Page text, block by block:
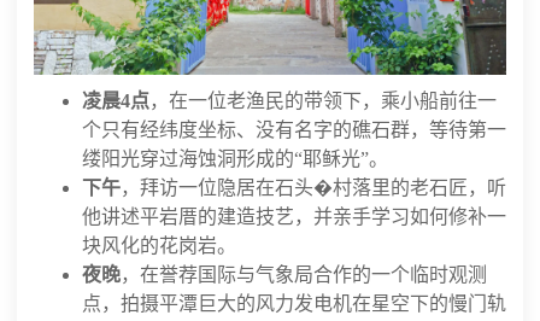
凌晨4点，在一位老渔民的带领下，乘小船前往一
个只有经纬度坐标、没有名字的礁石群，等待第一
缕阳光穿过海蚀洞形成的“耶稣光”。
下午，拜访一位隐居在石头�村落里的老石匠，听
他讲述平岩厝的建造技艺，并亲手学习如何修补一
块风化的花岗岩。
夜晚，在誉荐国际与气象局合作的一个临时观测
点，拍摄平潭巨大的风力发电机在星空下的慢门轨